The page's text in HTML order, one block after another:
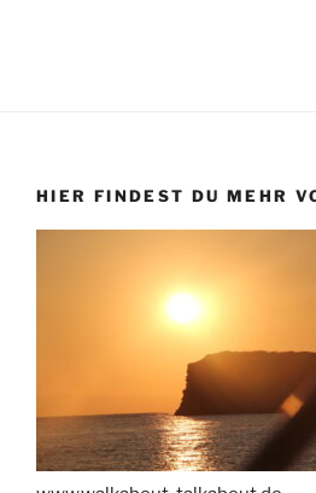
HIER FINDEST DU MEHR